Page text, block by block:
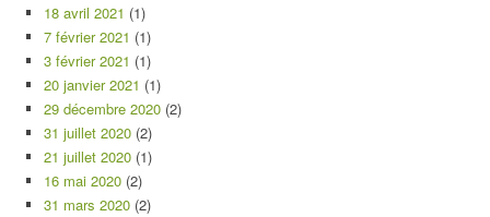
18 avril 2021 (1)
7 février 2021 (1)
3 février 2021 (1)
20 janvier 2021 (1)
29 décembre 2020 (2)
31 juillet 2020 (2)
21 juillet 2020 (1)
16 mai 2020 (2)
31 mars 2020 (2)